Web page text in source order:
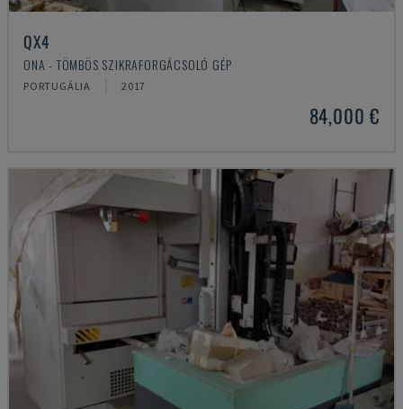
QX4
ONA - TÖMBÖS SZIKRAFORGÁCSOLÓ GÉP
PORTUGÁLIA 2017
84,000 €